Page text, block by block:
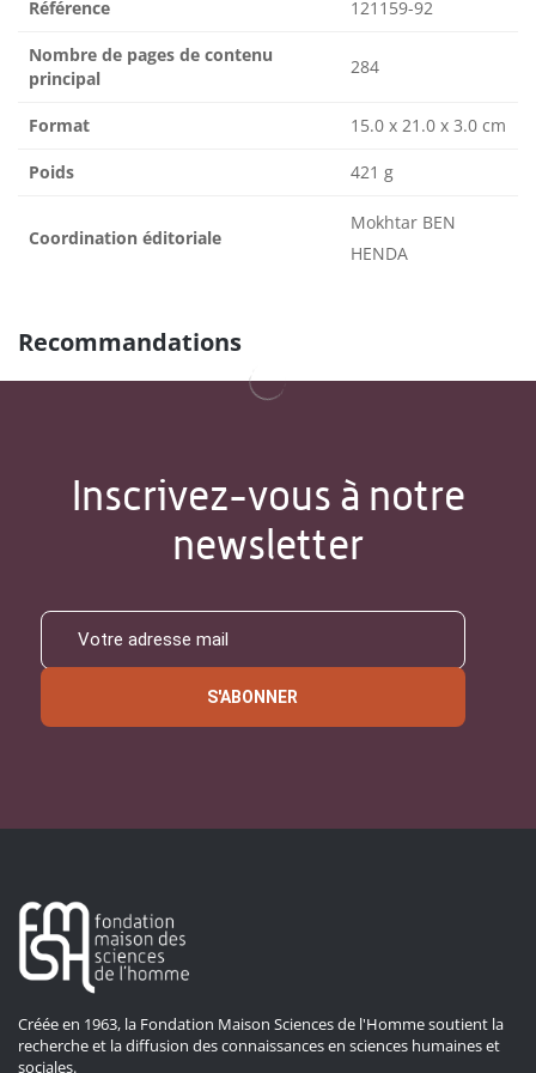
Référence 121159-92
Nombre de pages de contenu
principal
284
Format 15.0 x 21.0 x 3.0 cm
Poids 421 g
Coordination éditoriale
Mokhtar BEN
HENDA
Recommandations
Inscrivez-vous à notre
newsletter
S'ABONNER
Créée en 1963, la Fondation Maison Sciences de l'Homme soutient la
recherche et la diffusion des connaissances en sciences humaines et
sociales.